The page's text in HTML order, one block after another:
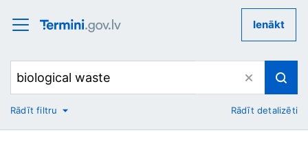
Ienākt
No
Rādīt filtru Rādīt detalizēti